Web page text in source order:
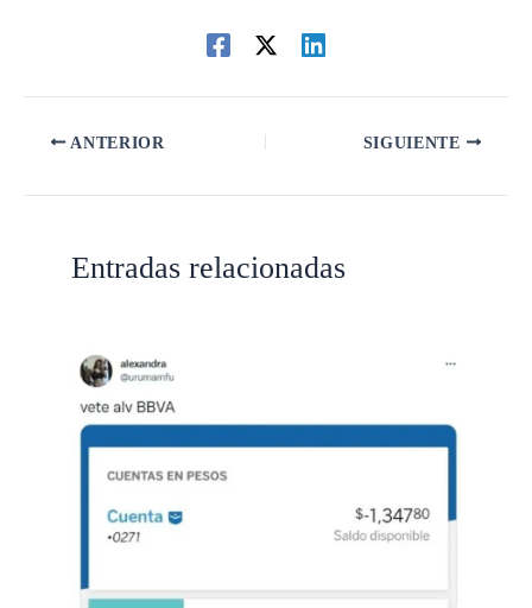
ANTERIOR SIGUIENTE
Entradas relacionadas